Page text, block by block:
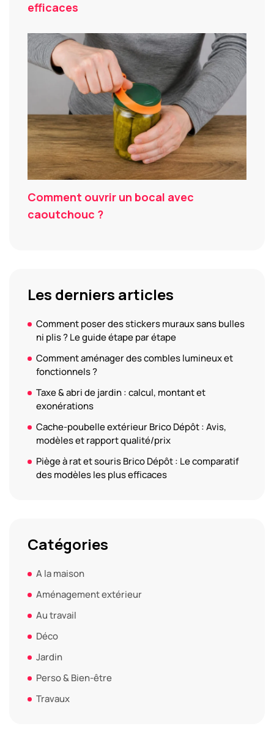
efficaces
Comment ouvrir un bocal avec
caoutchouc ?
Les derniers articles
Comment poser des stickers muraux sans bulles
ni plis ? Le guide étape par étape
Comment aménager des combles lumineux et
fonctionnels ?
Taxe & abri de jardin : calcul, montant et
exonérations
Cache-poubelle extérieur Brico Dépôt : Avis,
modèles et rapport qualité/prix
Piège à rat et souris Brico Dépôt : Le comparatif
des modèles les plus efficaces
Catégories
A la maison
Aménagement extérieur
Au travail
Déco
Jardin
Perso & Bien-être
Travaux